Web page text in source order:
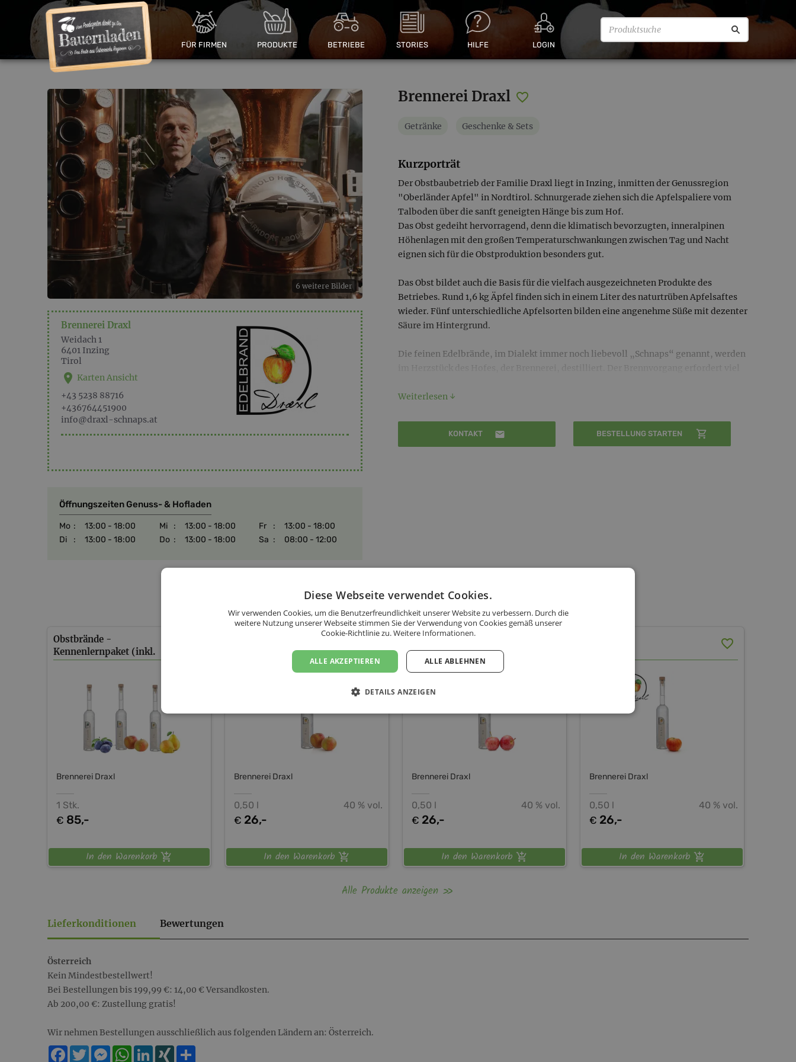
FÜR FIRMEN PRODUKTE BETRIEBE STORIES HILFE LOGIN
6 weitere Bilder
Brennerei Draxl
Weidach 1
6401 Inzing
Tirol
Karten Ansicht
+43 5238 88716
+436764451900
info@draxl-schnaps.at
Öffnungszeiten Genuss- & Hofladen
Mo :
13:00 - 18:00
Di
: 13:00 - 18:00
Mi :
13:00 - 18:00
Do : 13:00 - 18:00
Fr :
13:00 - 18:00
Sa : 08:00 - 12:00
Brennerei Draxl
Getränke Geschenke & Sets
Kurzporträt
Der Obstbaubetrieb der Familie Draxl liegt in Inzing, inmitten der Genussregion
"Oberländer Apfel" in Nordtirol. Schnurgerade ziehen sich die Apfelspaliere vom
Talboden über die sanft geneigten Hänge bis zum Hof.
Das Obst gedeiht hervorragend, denn die klimatisch bevorzugten, inneralpinen
Höhenlagen mit den großen Temperaturschwankungen zwischen Tag und Nacht
eignen sich für die Obstproduktion besonders gut.
Das Obst bildet auch die Basis für die vielfach ausgezeichneten Produkte des
Betriebes. Rund 1,6 kg Äpfel finden sich in einem Liter des naturtrüben Apfelsaftes
wieder. Fünf unterschiedliche Apfelsorten bilden eine angenehme Süße mit dezenter
Säure im Hintergrund.
Die feinen Edelbrände, im Dialekt immer noch liebevoll „Schnaps“ genannt, werden
wiederfindet. Die Edelbrände entstehen zu 100% aus der reinen Frucht, natürlich
Weiterlesen ↓
KONTAKT BESTELLUNG STARTEN
Unsere Produkte
Obstbrände -
Kennenlernpaket (inkl.
Brennerei Draxl
1 Stk.
€ 85,-
In den Warenkorb
Brennerei Draxl
40 % vol.
0,50 l
€ 26,-
In den Warenkorb
Gala
Brennerei Draxl
40 % vol.
0,50 l
€ 26,-
In den Warenkorb
Brennerei Draxl
40 % vol.
0,50 l
€ 26,-
In den Warenkorb
Alle Produkte anzeigen
Lieferkonditionen Bewertungen
Österreich
Kein Mindestbestellwert!
Bei Bestellungen bis 199,99 €: 14,00 € Versandkosten.
Ab 200,00 €: Zustellung gratis!
Wir nehmen Bestellungen ausschließlich aus folgenden Ländern an: Österreich.
Facebook
TwitterMessengerWhatsApp
LinkedInXING
Diese Webseite verwendet Cookies.
Wir verwenden Cookies, um die Benutzerfreundlichkeit unserer Website zu verbessern. Durch die
weitere Nutzung unserer Webseite stimmen Sie der Verwendung von Cookies gemäß unserer
Cookie-Richtlinie zu.Weitere Informationen.
ALLE AKZEPTIEREN ALLE ABLEHNEN
DETAILS ANZEIGEN